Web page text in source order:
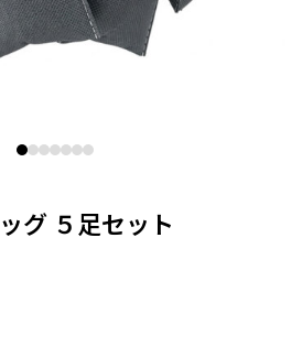
グ ５足セット